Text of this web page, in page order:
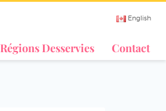
English
Régions Desservies Contact